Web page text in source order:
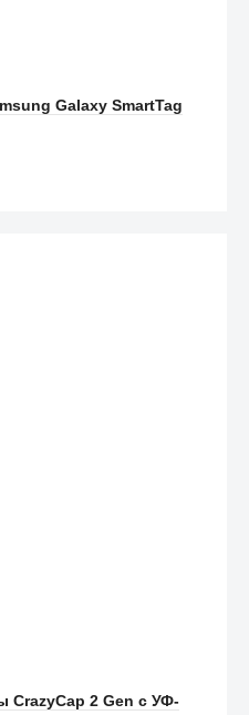
Galaxy SmartTag
CrazyCap 2 Gen с УФ-